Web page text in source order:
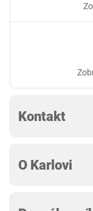
Kontakt
O Karlovi